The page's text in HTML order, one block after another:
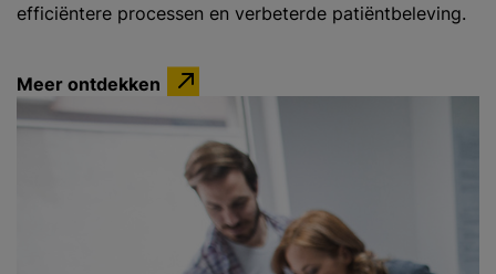
efficiëntere processen en verbeterde patiëntbeleving.
Meer ontdekken